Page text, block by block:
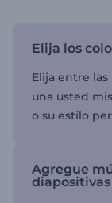
Elija los
Elija entre
una usted
o su estilo
Agregue
diapositivas